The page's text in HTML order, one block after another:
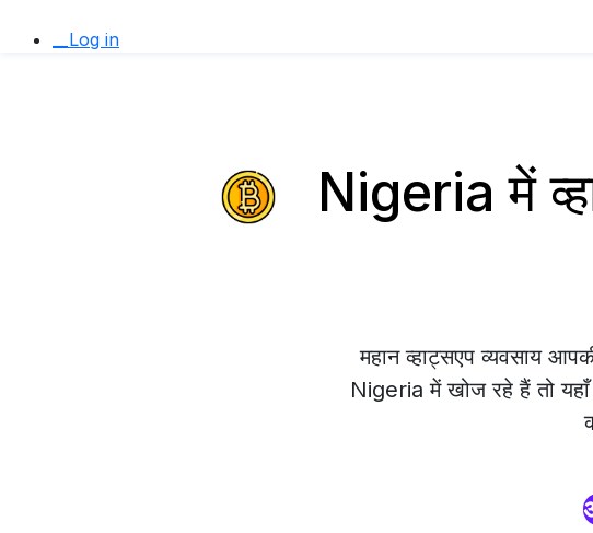
__Log in
Nigeria में
महान व्हाट्सएप व्यवसाय
Nigeria में खोज रहे हैं तो